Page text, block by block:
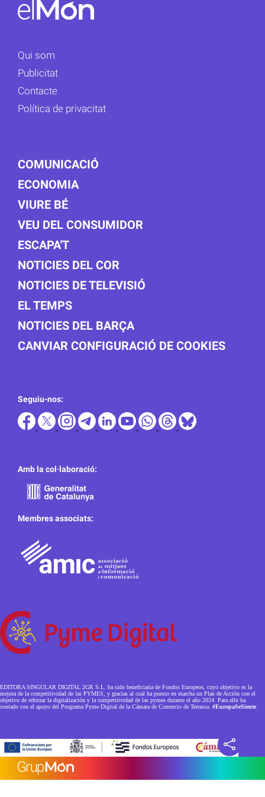
Qui som
Publicitat
Contacte
Política de privacitat
COMUNICACIÓ
ECONOMIA
VIURE BÉ
VEU DEL CONSUMIDOR
ESCAPA'T
NOTICIES DEL COR
NOTICIES DE TELEVISIÓ
EL TEMPS
NOTICIES DEL BARÇA
CANVIAR CONFIGURACIÓ DE COOKIES
Seguiu-nos:
Amb la col·laboració:
Membres associats:
EDITORA SINGULAR DIGITAL 2GR S.L. ha sido beneficiaria de Fondos Europeos, cuyo objetivo es la
mejora de la competitividad de las PYMES, y gracias al cual ha puesto en marcha un Plan de Acción con el
objetivo de reforzar la digitalización y la competitividad de las pymes durante el año 2024. Para ello ha
contado con el apoyo del Programa Pyme Digital de la Cámara de Comercio de Terrassa. #EuropaSeSiente